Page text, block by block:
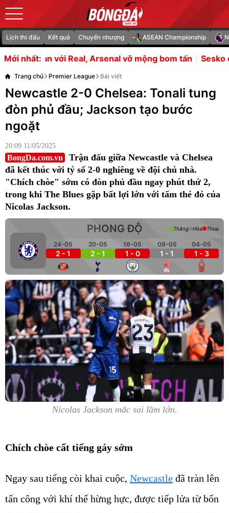
Lịch thi đấu Kết quả Chuyển nhượng ASEAN Championship
Mới nhất:
Arsenal vỡ mộng bom tấn Sesko chậm bình phục,
Trang chủ Premier League Bài viết
Newcastle 2-0 Chelsea: Tonali tung
đòn phủ đầu; Jackson tạo bước
ngoặt
20:09 11/05/2025
BongDa.com.vn
Trận đấu giữa Newcastle và Chelsea
đã kết thúc với tỷ số 2-0 nghiêng về đội chủ nhà.
"Chích chòe" sớm có đòn phủ đầu ngay phút thứ 2,
trong khi The Blues gặp bất lợi lớn với tấm thẻ đỏ của
Nicolas Jackson.
PHONG ĐỘ
24-05
2 - 1
20-05
2 - 1
16-05
1 - 0
09-05
1 - 1
04-05
1 - 3
Thắng Hòa Thua
Nicolas Jackson mắc sai lầm lớn.
Chích chòe cất tiếng gáy sớm
Ngay sau tiếng còi khai cuộc, Newcastle đã tràn lên
tấn công với khí thế hừng hực, được tiếp lửa từ bốn